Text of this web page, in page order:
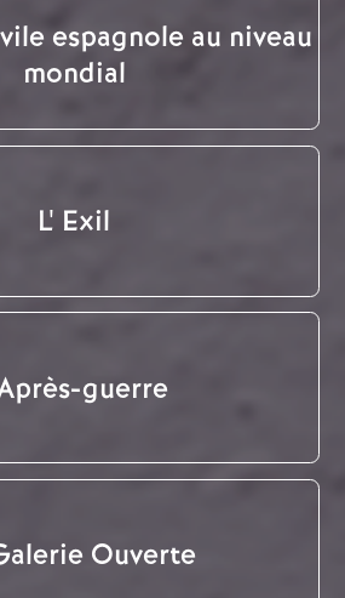
espagnole au niveau
mondial
L' Exil
guerre
Ouverte